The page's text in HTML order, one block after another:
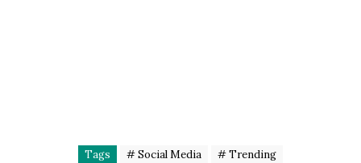
Tags # Social Media # Trending